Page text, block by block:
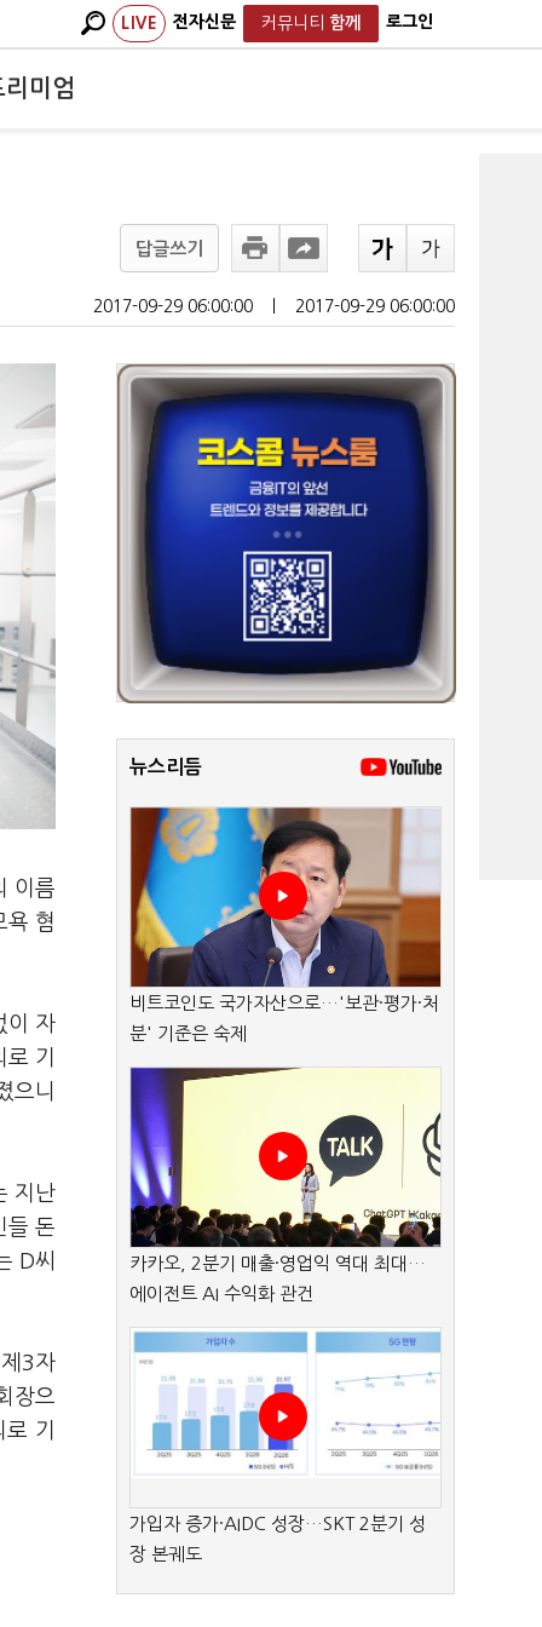
LIVE 전자신문 커뮤니티 함께 로그인
리미엄
답글쓰기
2017-09-29 06:00:00 2017-09-29 06:00:00
이름
욕 혐
이 자
기
으니
지난
들 돈
D씨
3자
장으
기
뉴스리듬
비트코인도 국가자산으로…'보관·평가·처
분' 기준은 숙제
카카오, 2분기 매출·영업익 역대 최대…
에이전트 AI 수익화 관건
가입자 증가·AIDC 성장…SKT 2분기 성
장 본궤도